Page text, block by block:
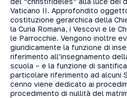
Vaticano II. Approfondito
costituzione gerarchica della
la Curia Romana, i Vescovi e le
le Parrocchie. Vengono inoltre
giuridicamente la funzione di
riferimento all’insegnamento
scuola – e la funzione di
particolare riferimento ad alcuni
cenno viene dedicato ai
procedimento di nullità del